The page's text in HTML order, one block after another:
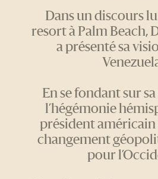
Dans un discours
resort à Palm Beach,
a présenté sa
En se fondant sur
l’hégémonie
président américain
changement
pour